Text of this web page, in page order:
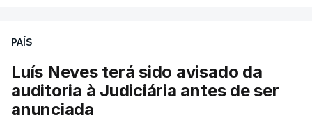
PAÍS
Luís Neves terá sido avisado da
auditoria à Judiciária antes de ser
anunciada